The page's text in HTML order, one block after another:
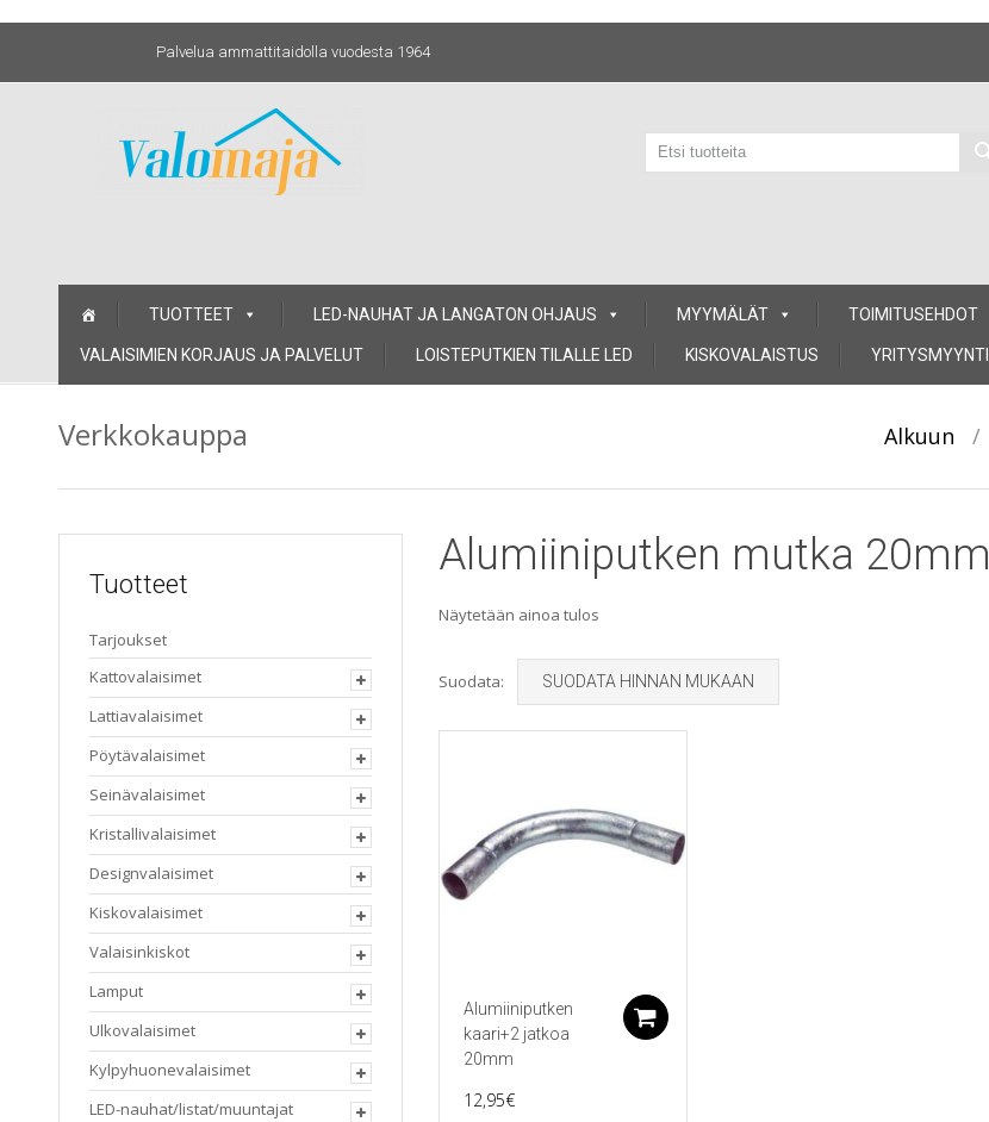
Palvelua ammattitaidolla vuodesta 1964
TUOTTEET LED-NAUHAT JA LANGATON OHJAUS MYYMÄLÄT TOIMITUSEHDOT
VALAISIMIEN KORJAUS JA PALVELUT LOISTEPUTKIEN TILALLE LED KISKOVALAISTUS YRITYSMYYNTI
Verkkokauppa Alkuun /
Alumiiniputken mutka 20mm
Näytetään ainoa tulos
Suodata: SUODATA HINNAN MUKAAN
Alumiiniputken
kaari+2 jatkoa
20mm
12,95€
Tuotteet
Tarjoukset
Kattovalaisimet
Lattiavalaisimet
Pöytävalaisimet
Seinävalaisimet
Kristallivalaisimet
Designvalaisimet
Kiskovalaisimet
Valaisinkiskot
Lamput
Ulkovalaisimet
Kylpyhuonevalaisimet
LED-nauhat/listat/muuntajat